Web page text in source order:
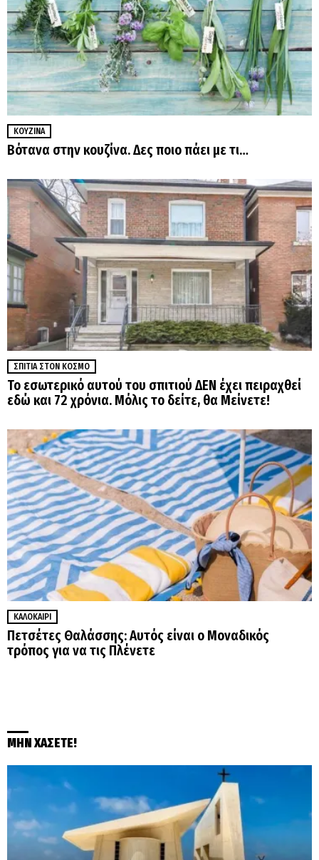
ΚΟΥΖΊΝΑ
Βότανα στην κουζίνα. Δες ποιο πάει με τι…
ΣΠΊΤΙΑ ΣΤΟΝ ΚΌΣΜΟ
Το εσωτερικό αυτού του σπιτιού ΔΕΝ έχει πειραχθεί
εδώ και 72 χρόνια. Μόλις το δείτε, θα Μείνετε!
ΚΑΛΟΚΑΊΡΙ
Πετσέτες Θαλάσσης: Αυτός είναι ο Μοναδικός
τρόπος για να τις Πλένετε
ΜΗΝ ΧΑΣΕΤΕ!